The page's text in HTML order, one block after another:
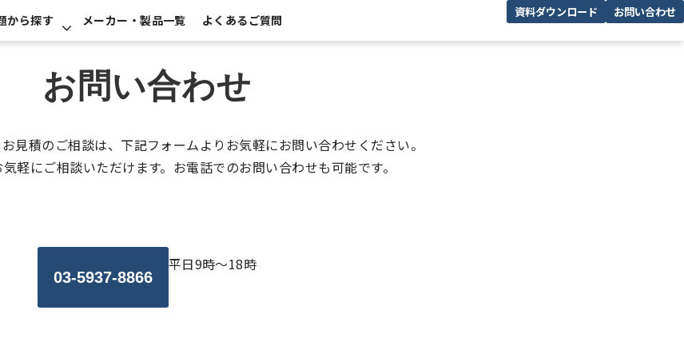
から探す メーカー・製品一覧 よくあるご質問
資料ダウンロード お問い合わせ
お問い合わせ
見積のご相談は、下記フォームよりお気軽にお問い合わせください。
軽にご相談いただけます。お電話でのお問い合わせも可能です。
03-5937-8866
平日9時～18時